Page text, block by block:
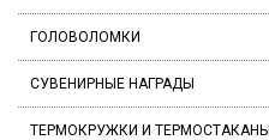
ГОЛОВОЛОМКИ
СУВЕНИРНЫЕ НАГРАДЫ
ТЕРМОКРУЖКИ И ТЕРМОСТАКАНЫ